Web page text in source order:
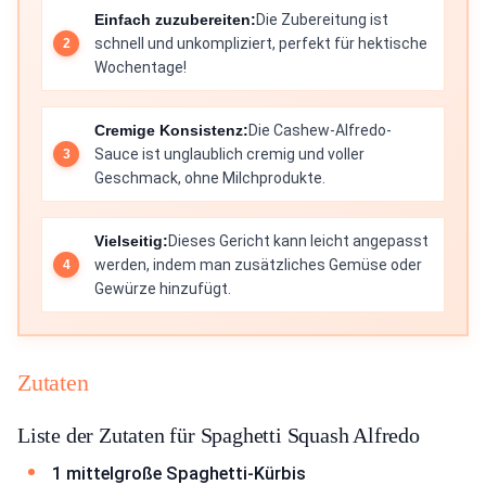
Einfach zuzubereiten:Die Zubereitung ist
schnell und unkompliziert, perfekt für hektische
Wochentage!
Cremige Konsistenz:Die Cashew-Alfredo-
Sauce ist unglaublich cremig und voller
Geschmack, ohne Milchprodukte.
Vielseitig:Dieses Gericht kann leicht angepasst
werden, indem man zusätzliches Gemüse oder
Gewürze hinzufügt.
Zutaten
Liste der Zutaten für Spaghetti Squash Alfredo
1 mittelgroße Spaghetti-Kürbis